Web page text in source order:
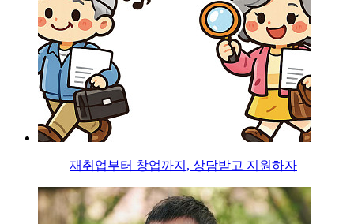
재취업부터 창업까지, 상담받고 지원하자